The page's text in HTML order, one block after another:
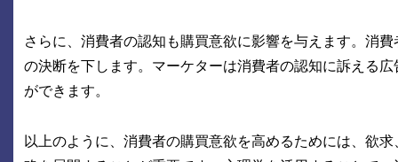
さらに、消費者の認知も購買意欲に影響を与えます。消
の決断を下します。マーケターは消費者の認知に訴える
ができます。
以上のように、消費者の購買意欲を高めるためには、欲